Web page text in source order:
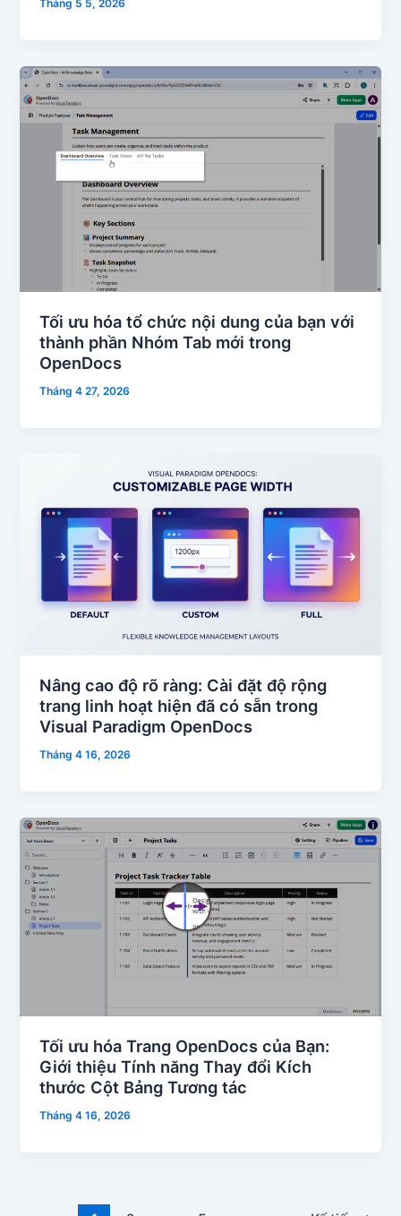
Tháng 5 5, 2026
Tối ưu hóa tổ chức nội dung của bạn với
thành phần Nhóm Tab mới trong
OpenDocs
Tháng 4 27, 2026
Nâng cao độ rõ ràng: Cài đặt độ rộng
trang linh hoạt hiện đã có sẵn trong
Visual Paradigm OpenDocs
Tháng 4 16, 2026
Tối ưu hóa Trang OpenDocs của Bạn:
Giới thiệu Tính năng Thay đổi Kích
thước Cột Bảng Tương tác
Tháng 4 16, 2026